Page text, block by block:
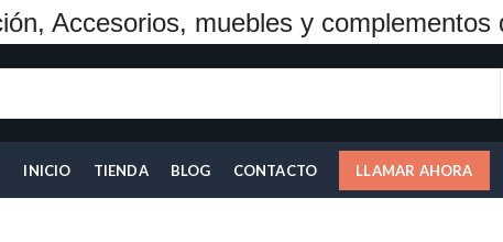
Accesorios, muebles y complementos
INICIO TIENDA BLOG CONTACTO LLAMAR AHORA